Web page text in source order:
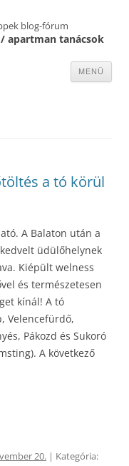
blog-fórum
apartman tanácsok
MENÜ
a tó körül
A Balaton után a
üdülőhelynek
Kiépült welness
és természetesen
kínál! A tó
Velencefürdő,
Pákozd és Sukoró
A következő
20. | Kategória: